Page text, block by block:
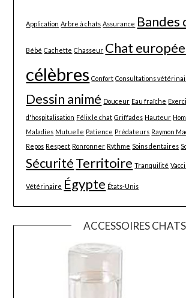
Application Arbre à chats Assurance Bandes
Bébé Cachette Chasseur Chat
célèbres Confort Consultations
Dessin animé Douceur Eau fraîche
d'hospitalisation Félix le chat Griffades Hauteur
Maladies Mutuelle Patience Prédateurs Raymon
Repos Respect Ronronner Rythme Soins dentaires
SécuritéTerritoire Tranquilité
Vétérinaire Égypte États-Unis
ACCESSOIRES CHATS